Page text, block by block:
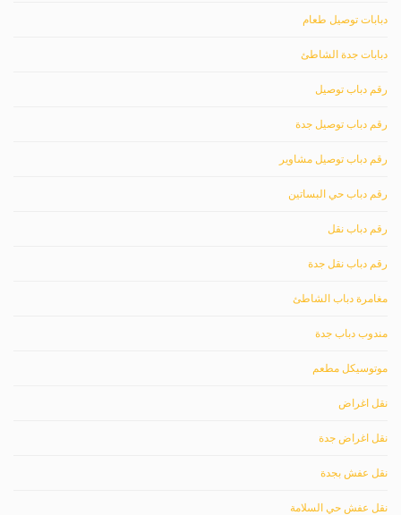
دبابات توصيل طعام
دبابات جدة الشاطئ
رقم دباب توصيل
رقم دباب توصيل جدة
رقم دباب توصيل مشاوير
رقم دباب حي البساتين
رقم دباب نقل
رقم دباب نقل جدة
مغامرة دباب الشاطئ
مندوب دباب جدة
موتوسيكل مطعم
نقل اغراض
نقل اغراض جدة
نقل عفش بجدة
نقل عفش حي السلامة